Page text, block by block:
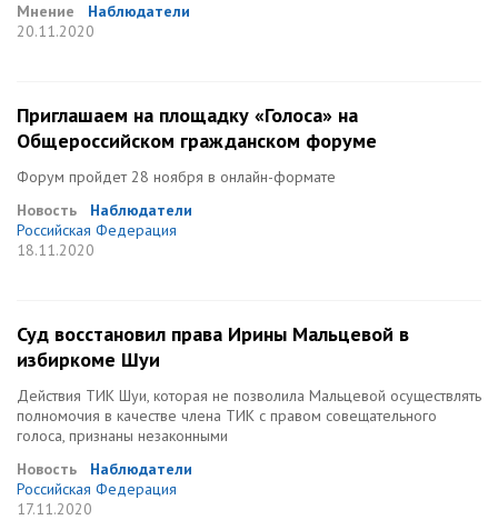
Мнение
Наблюдатели
20.11.2020
Приглашаем на площадку «Голоса» на
Общероссийском гражданском форуме
Форум пройдет 28 ноября в онлайн-формате
Новость
Наблюдатели
Российская Федерация
18.11.2020
Суд восстановил права Ирины Мальцевой в
избиркоме Шуи
Действия ТИК Шуи, которая не позволила Мальцевой осуществлять
полномочия в качестве члена ТИК с правом совещательного
голоса, признаны незаконными
Новость
Наблюдатели
Российская Федерация
17.11.2020